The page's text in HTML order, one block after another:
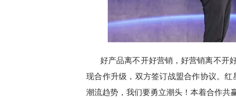
好产品离不开好营销，好营销离不开
现合作升级，双方签订战盟合作协议。
潮流趋势，我们要勇立潮头！本着合作共